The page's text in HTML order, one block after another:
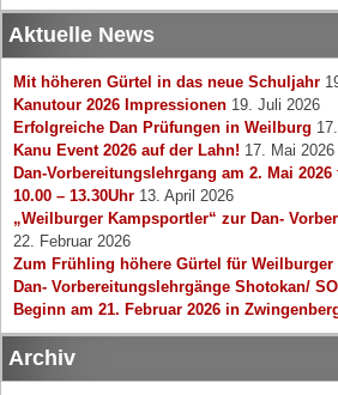
Aktuelle News
Mit höheren Gürtel in das neue Schuljahr
Kanutour 2026 Impressionen 19. Juli 2026
Erfolgreiche Dan Prüfungen in Weilburg
Kanu Event 2026 auf der Lahn! 17. Mai 2026
Dan-Vorbereitungslehrgang am 2. Mai
10.00 – 13.30Uhr 13. April 2026
„Weilburger Kampsportler“ zur Dan-
22. Februar 2026
Zum Frühling höhere Gürtel für Weilburger
Dan- Vorbereitungslehrgänge Shotokan/
Beginn am 21. Februar 2026 in
Archiv